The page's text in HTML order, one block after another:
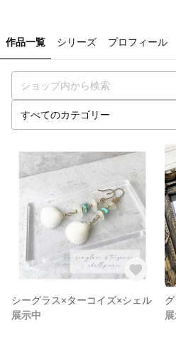
作品一覧 シリーズ プロフィール
シーグラス×ターコイズ×シェル
展示中